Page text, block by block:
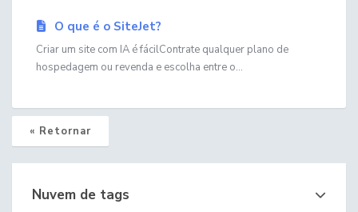
O que é o SiteJet?
Criar um site com IA é fácilContrate qualquer plano de
hospedagem ou revenda e escolha entre o...
« Retornar
Nuvem de tags